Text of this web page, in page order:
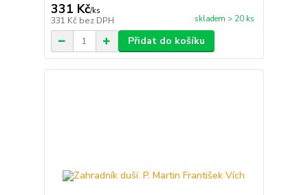
331 Kč/ks
331 Kč bez DPH skladem > 20 ks
Přidat do košíku